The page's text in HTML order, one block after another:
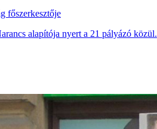
főszerkesztője
alapítója nyert a 21 pályázó közül.